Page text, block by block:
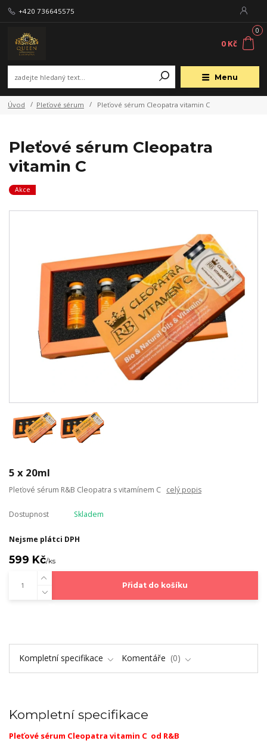
Menu
+420 736645575
0
0 Kč
Úvod Pleťové sérum Pleťové sérum Cleopatra vitamin C
Pleťové sérum Cleopatra
vitamin C
Akce
5 x 20ml
Pleťové sérum R&B Cleopatra s vitamínem C celý popis
Dostupnost Skladem
Nejsme plátci DPH
599 Kč/ks
Přidat do košíku
Kompletní specifikace Komentáře 0
Kompletní specifikace
Pleťové sérum Cleopatra vitamin C od R&B